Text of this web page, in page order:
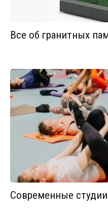
Все об гранитных
Современные